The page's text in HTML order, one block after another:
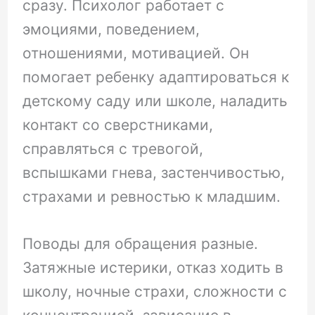
сразу. Психолог работает с
эмоциями, поведением,
отношениями, мотивацией. Он
помогает ребенку адаптироваться к
детскому саду или школе, наладить
контакт со сверстниками,
справляться с тревогой,
вспышками гнева, застенчивостью,
страхами и ревностью к младшим.
Поводы для обращения разные.
Затяжные истерики, отказ ходить в
школу, ночные страхи, сложности с